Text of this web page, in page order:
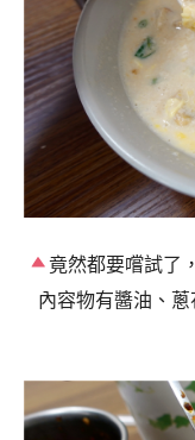
竟然都要嚐試了
內容物有醬油、